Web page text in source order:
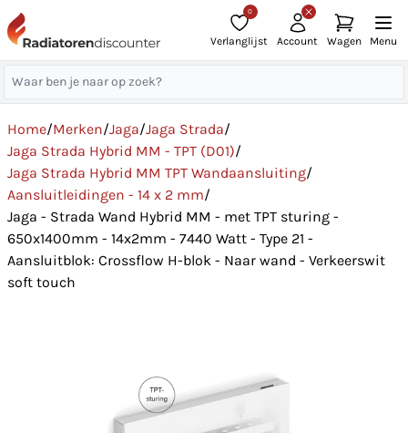
0
Verlanglijst Account Wagen Menu
Home/Merken/Jaga/Jaga Strada/
Jaga Strada Hybrid MM - TPT (D01)/
Jaga Strada Hybrid MM TPT Wandaansluiting/
Aansluitleidingen - 14 x 2 mm/
Jaga - Strada Wand Hybrid MM - met TPT sturing -
650x1400mm - 14x2mm - 7440 Watt - Type 21 -
Aansluitblok: Crossflow H-blok - Naar wand - Verkeerswit
soft touch